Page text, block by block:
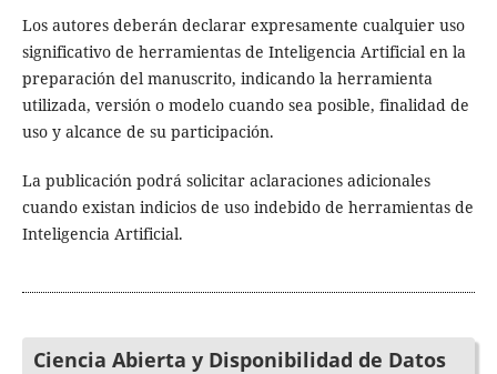
Los autores deberán declarar expresamente cualquier uso
significativo de herramientas de Inteligencia Artificial en la
preparación del manuscrito, indicando la herramienta
utilizada, versión o modelo cuando sea posible, finalidad de
uso y alcance de su participación.
La publicación podrá solicitar aclaraciones adicionales
cuando existan indicios de uso indebido de herramientas de
Inteligencia Artificial.
Ciencia Abierta y Disponibilidad de Datos